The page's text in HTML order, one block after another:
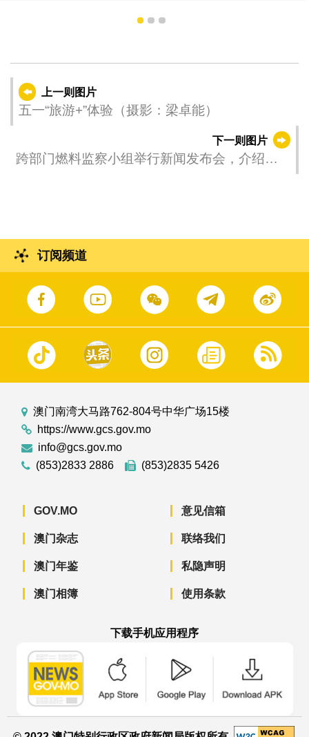
1 2 3
上一则图片
五一“旅游+”体验（摄影：梁卓能）
下一则图片
跨部门燃料监察小组举行新闻发布会，介绍特
订阅频道
澳门南湾大马路762-804号中华广场15楼
https://www.gcs.gov.mo
info@gcs.gov.mo
(853)2833 2886
(853)2835 5426
GOV.MO
澳门杂志
澳门年鉴
澳门相簿
意见信箱
联络我们
私隐声明
使用条款
下载手机应用程序